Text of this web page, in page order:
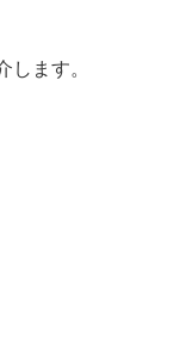
ます。